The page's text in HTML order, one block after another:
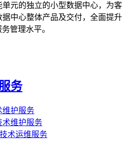
单元的独立的小型数据中心，为客
据中心整体产品及交付，全面提升
管理水平。
务
维护服务
术维护服务
术运维服务